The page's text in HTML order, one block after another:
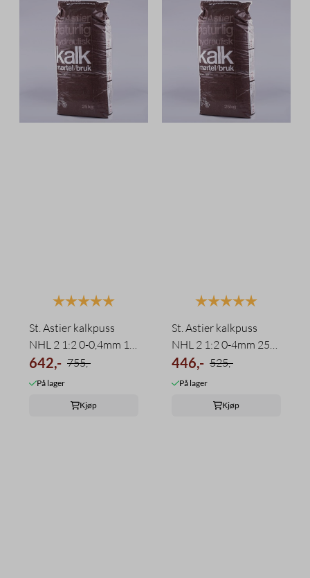
Karakter:
St. Astier kalkpuss
NHL 2 1:2 0-0,4mm 18
kg
642,- 755,-
På lager
Kjøp
Karakter:
St. Astier kalkpuss
NHL 2 1:2 0-4mm 25
kg
446,- 525,-
På lager
Kjøp